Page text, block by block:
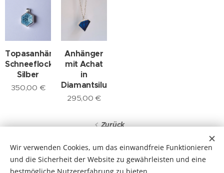
Topasanhänger,
Schneeflockenschliff,
Silber
350,00 €
Anhänger
mit Achat
in
Diamantsiluette
295,00 €
Zurück
© 2026 Individuelle Trauringe und Verlobungsringe | Sabine Lang |
Wir verwenden Cookies, um das einwandfreie Funktionieren
und die Sicherheit der Website zu gewährleisten und eine